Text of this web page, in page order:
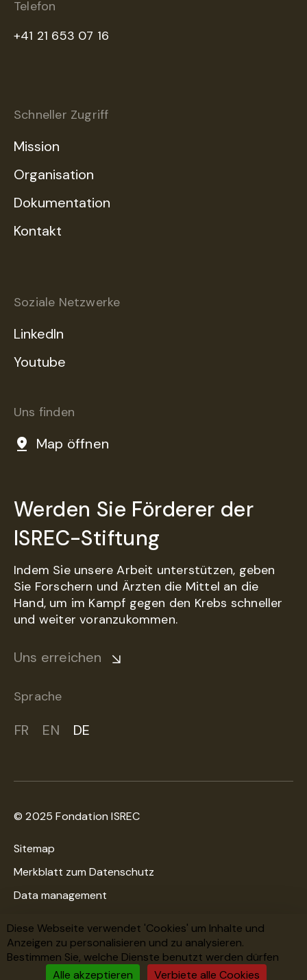
Telefon
+41 21 653 07 16
Schneller Zugriff
Mission
Organisation
Dokumentation
Kontakt
Soziale Netzwerke
LinkedIn
Youtube
Uns finden
Map öffnen
Werden Sie Förderer der
ISREC-Stiftung
Indem Sie unsere Arbeit unterstützen, geben
Sie Forschern und Ärzten die Mittel an die
Hand, um im Kampf gegen den Krebs schneller
und weiter voranzukommen.
Uns erreichen
Sprache
FR EN DE
© 2025 Fondation ISREC
Sitemap
Merkblatt zum Datenschutz
Data management
Eine Kreation WNG Digital Agency
Diese Webseite verwendet 'Cookies' um Inhalte und
Anzeigen zu personalisieren und zu analysieren.
Bestimmen Sie, welche Dienste benutzt werden dürfen
Alle akzeptieren
Verbiete alle Cookies